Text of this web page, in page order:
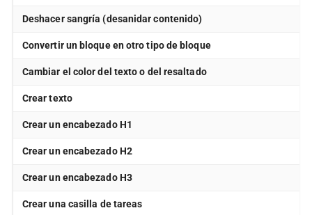
Deshacer sangría (desanidar contenido)
Convertir un bloque en otro tipo de bloque
Cambiar el color del texto o del resaltado
Crear texto
Crear un encabezado H1
Crear un encabezado H2
Crear un encabezado H3
Crear una casilla de tareas